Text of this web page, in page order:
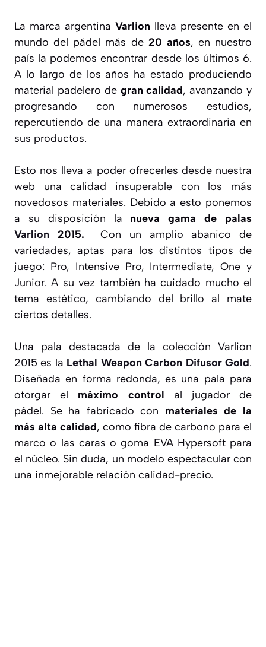
La marca argentina Varlion lleva presente en el
mundo del pádel más de 20 años, en nuestro
país la podemos encontrar desde los últimos 6.
A lo largo de los años ha estado produciendo
material padelero de gran calidad, avanzando y
progresando con numerosos estudios,
repercutiendo de una manera extraordinaria en
sus productos.
Esto nos lleva a poder ofrecerles desde nuestra
web una calidad insuperable con los más
novedosos materiales. Debido a esto ponemos
a su disposición la nueva gama de palas
Varlion 2015.Con un amplio abanico de
variedades, aptas para los distintos tipos de
juego: Pro, Intensive Pro, Intermediate, One y
Junior. A su vez también ha cuidado mucho el
tema estético, cambiando del brillo al mate
ciertos detalles.
Una pala destacada de la colección Varlion
2015 es la Lethal Weapon Carbon Difusor Gold.
Diseñada en forma redonda, es una pala para
otorgar el máximo control al jugador de
pádel. Se ha fabricado con materiales de la
más alta calidad, como fibra de carbono para el
marco o las caras o goma EVA Hypersoft para
el núcleo. Sin duda, un modelo espectacular con
una inmejorable relación calidad-precio.